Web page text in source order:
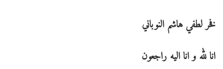
فخر لطفي هاشم النوباني
انا لله و انا اليه راجعون